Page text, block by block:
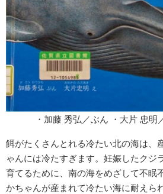
・加藤 秀弘／ぶん ・大片 忠明
餌がたくさんとれる冷たい北の海は、
ゃんには冷たすぎます。妊娠したクジ
育てるために、南の海をめざして不眠
かちゃんが産まれて冷たい海に耐えら